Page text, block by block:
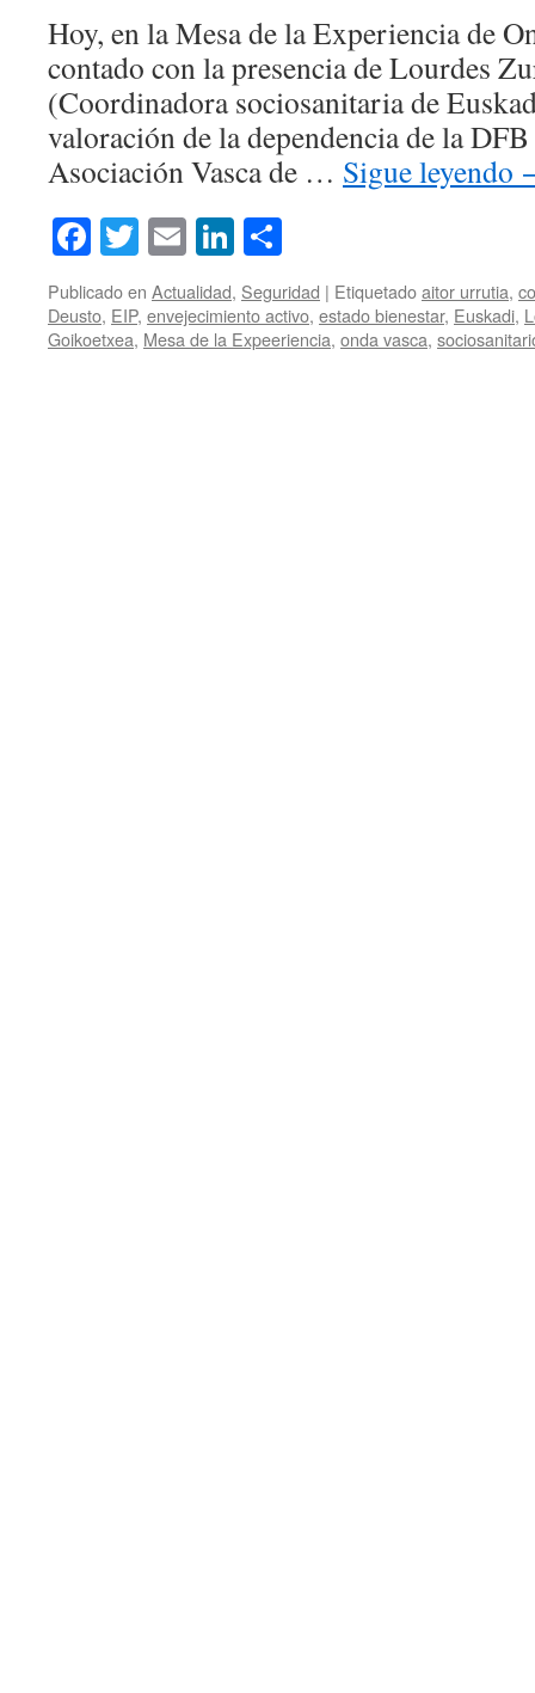
Hoy, en la Mesa de la Experiencia de
contado con la presencia de Lourdes
(Coordinadora sociosanitaria de
valoración de la dependencia de la
Asociación Vasca de … Sigue leyendo
Facebook
Twitter
EmailLinkedIn
Publicado en Actualidad, Seguridad | Etiquetadoaitor urrutia,
Deusto, EIP, envejecimiento activo, estado bienestar, Euskadi,
Goikoetxea, Mesa de la Expeeriencia, onda vasca,